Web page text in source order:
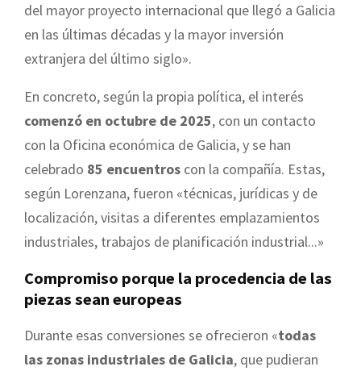
del mayor proyecto internacional que llegó a Galicia
en las últimas décadas y la mayor inversión
extranjera del último siglo».
En concreto, según la propia política, el interés
comenzó en octubre de 2025, con un contacto
con la Oficina económica de Galicia, y se han
celebrado 85 encuentros con la compañía. Estas,
según Lorenzana, fueron «técnicas, jurídicas y de
localización, visitas a diferentes emplazamientos
industriales, trabajos de planificación industrial...»
Compromiso porque la procedencia de las
piezas sean europeas
Durante esas conversiones se ofrecieron «todas
las zonas industriales de Galicia, que pudieran